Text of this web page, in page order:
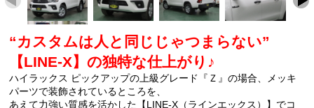
“カスタムは人と同じじゃつまらない”
【LINE-X】の独特な仕上がり♪
ハイラックス ピックアップの上級グレード『Ｚ』の場合、メッキ
パーツで装飾されているところを、
あえて力強い質感を活かした【LINE-X（ラインエックス）】でコ